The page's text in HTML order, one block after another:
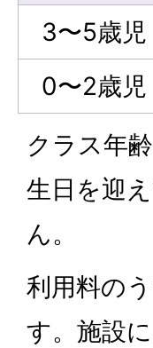
3〜5歳児
0〜2歳児
クラス年
生日を迎
ん。
利用料の
す。施設